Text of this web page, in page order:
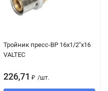
Тройник пресс-ВР 16х1/2"х16
VALTEC
226,71 ₽ /шт.